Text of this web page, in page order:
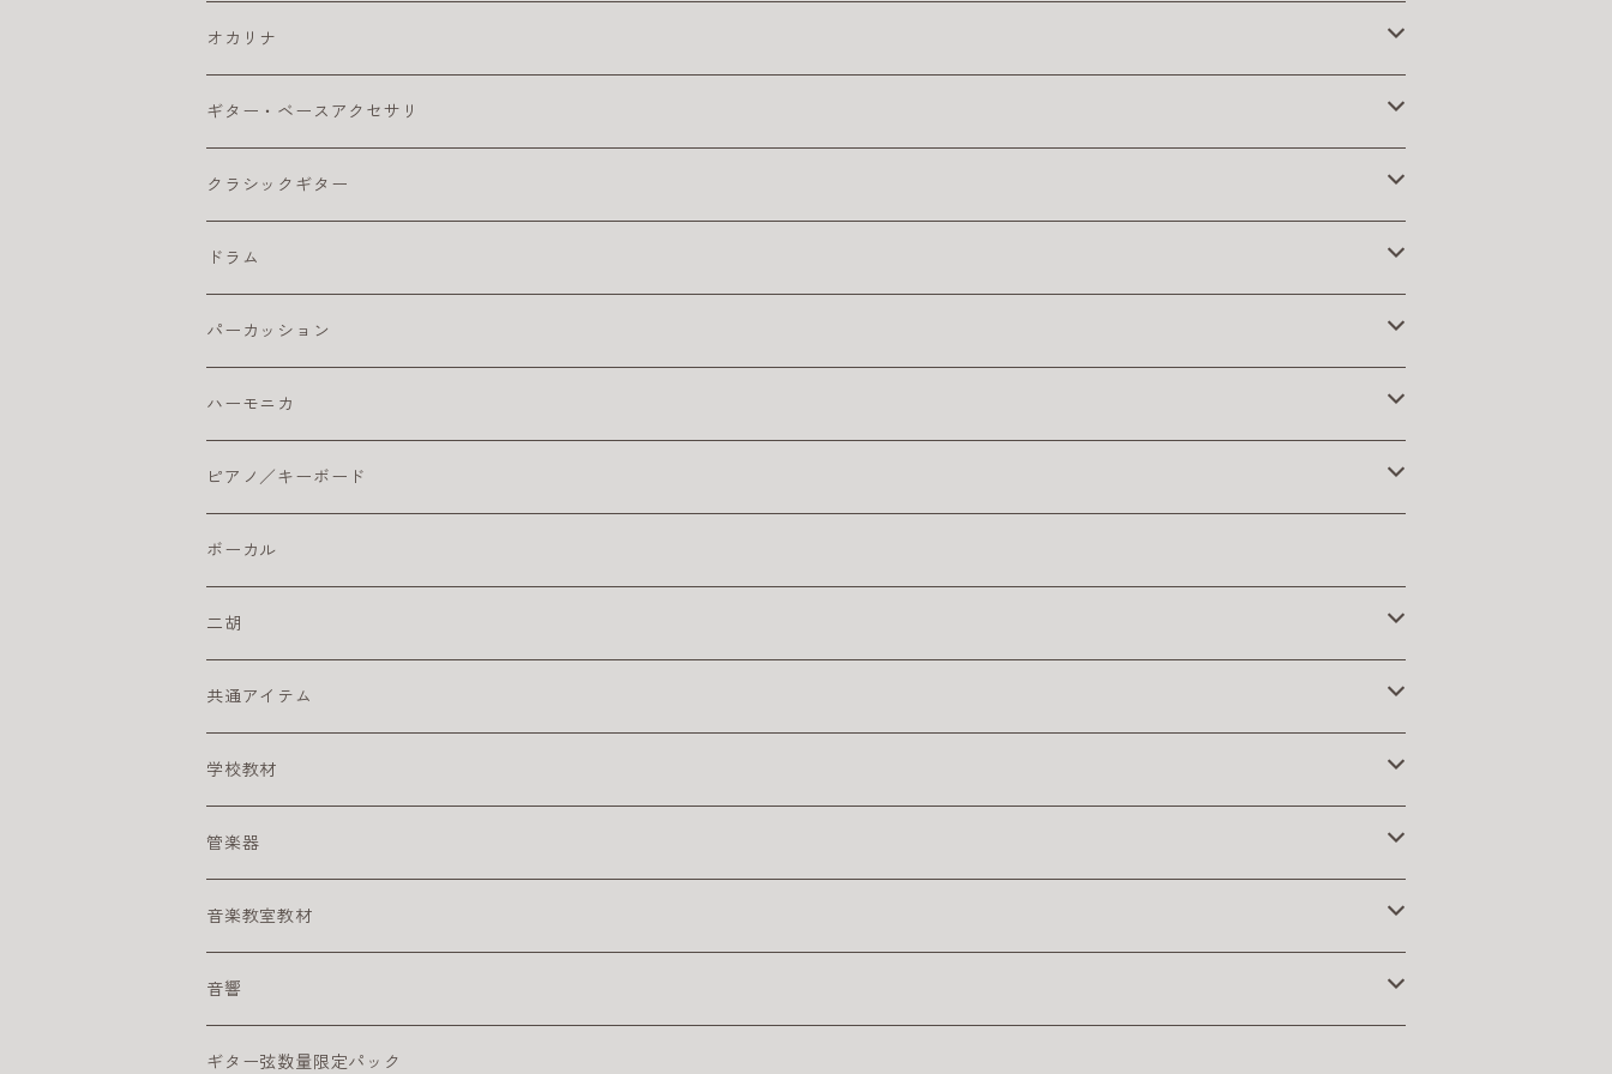
ピック
楽器ケーブル
コーティング弦
おとなにおすすめのアコギ
ライブにおすすめのアコギ
ウクレレ ピックアップ
コンサート・ウクレレ
ウクレレ初心者セット
ライブにおすすめのウクレレ
ソプラノ ウクレレ
プレゼント向きのウクレレ
初心者セット／ソプラノウクレレ
テナー・ウクレレ
カポ
ギター チューナー
楽器ケーブル
エレキ アンプ
エレキ エフェクター
エレキギター弦
エレキ弦 お買得パック
エレキギター本体
おとなにオススメのエレキギター
こどもにオススメのエレキギター
ベース アクセサリ
クリーナー・ワックス
その他
ベース エフェクター
ベース 弦
ベースアンプ
練習用ベースアンプ
ベース本体
ライブにおすすめのベース
初心者におすすめのベース
オカリナ
アルト
初心者におすすめのオカリナ（アルト）
ソプラノ
初心者におすすめのオカリナ
テナー
ギター・ベースアクセサリ
カポタスト
ギターチューナー
クリーナー・ワックス
ストラップ
その他
ヘッドフォン
ピック
ピックアップ
楽器ケーブル
クラシックギター
クラシック アクセサリ
ギター チューナー
クラシックギター ピックアップ
クラシックギター弦
コーティング弦
クラシックギター本体
おとなにおすすめのクラシックギター
こどもにオススメのクラシックギター
ドラム
ドラム アクセサリ
その他
ドラムセット
おすすめのドラムセット
ドラム・アクセサリー
スタンド
ペダル
シンバル
電子ドラム用アンプ
ドラムスティック
パーカッション
初心者におすすめ
カホン本体
カリンバ
ハーモニカ
テンホールズ（ブルースハープ）
スズキ
複音ハーモニカ
スズキ
ピアノ／キーボード
電子ピアノ／キーボード
キーボードアンプ
初心者におすすめのキーボード
ボーカル
二胡
二胡セット
初心者におすすめの二胡
共通アイテム
クリーナー
その他
ヘッドフォン
ライブに便利なグッズ
練習に便利なグッズ
学校教材
リコーダー
アルト リコーダー
ソプラノ リコーダー
鍵盤ハーモニカ
メロディオン パーツ
管楽器
アルトサックス
サックスリード
テナーサックス
サックスリード
音楽教室教材
幼児向け
音響
DTM
ギター弦数量限定パック